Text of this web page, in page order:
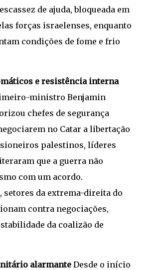
de ajuda, bloqueada em
forças israelenses, enquanto
condições de fome e frio
e resistência interna
ministro Benjamin
chefes de segurança
no Catar a libertação
palestinos, líderes
que a guerra não
com um acordo.
setores da extrema-direita do
contra negociações,
da coalizão de
alarmante Desde o início